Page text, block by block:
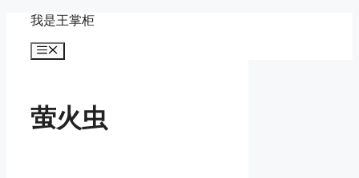
content
我是王掌柜
Menu
萤火虫